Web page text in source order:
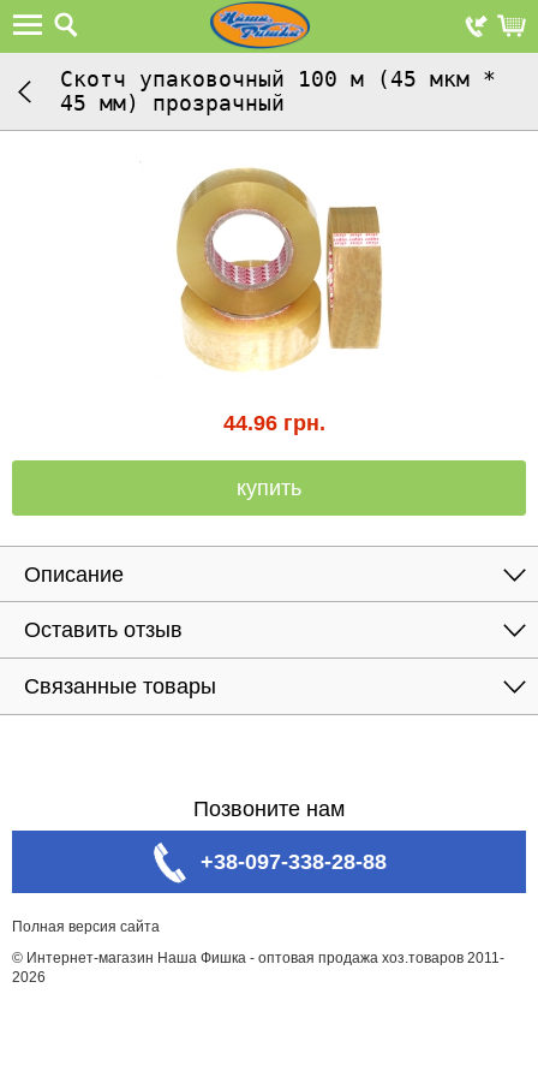
Скотч упаковочный 100 м (45 мкм *
45 мм) прозрачный
44.96 грн.
купить
Описание
Оставить отзыв
Связанные товары
Позвоните нам
+38-097-338-28-88
Полная версия сайта
© Интернет-магазин Наша Фишка - оптовая продажа хоз.товаров 2011-
2026